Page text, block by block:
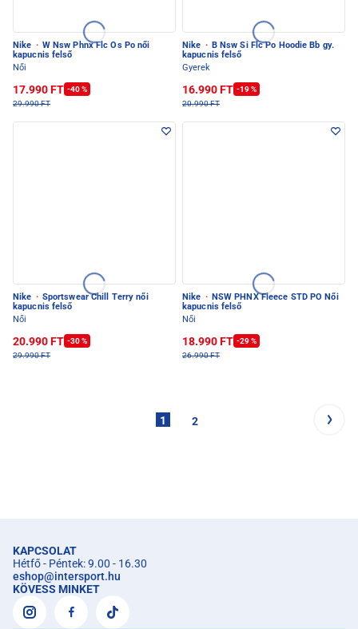
Nike · W Nsw Phnx Flc Os Po női
kapucnis felső
Női
17.990 FT -40 %
29.990 FT
Nike · B Nsw Si Flc Po Hoodie Bb gy.
kapucnis felső
Gyerek
16.990 FT -19 %
20.990 FT
Nike · Sportswear Chill Terry női
kapucnis felső
Női
20.990 FT -30 %
29.990 FT
Nike · NSW PHNX Fleece STD PO Női
kapucnis felső
Női
18.990 FT -29 %
26.990 FT
1 2
KAPCSOLAT
Hétfő - Péntek: 9.00 - 16.30
eshop@intersport.hu
KÖVESS MINKET